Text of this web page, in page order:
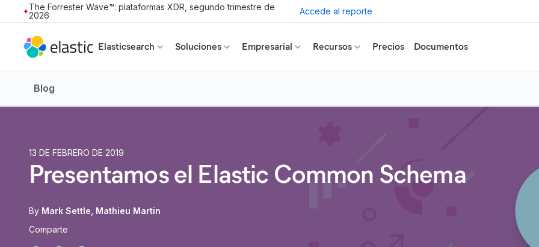
Skip to main content
The Forrester Wave™: plataformas XDR, segundo trimestre de
2026
Accede al reporte
Elasticsearch Soluciones Empresarial Recursos Precios Documentos
Blog
13 DE FEBRERO DE 2019
Presentamos el Elastic Common Schema
By Mark Settle Mathieu Martin
Comparte